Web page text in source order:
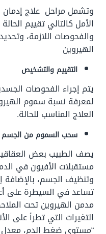
وتشمل مراحل علاج
الأمل كالتالي تقييم
والفحوصات اللازمة،
الهيروين
التقييم والتشخيص
يتم إجراء الفحوصات
لمعرفة نسبة سموم
العلاج المناسب للحالة.
سحب السموم من الجسم
يصف الطبيب بعض
مستقبلات الأفيون في
وتنظيف الجسم،
تساعد في السيطرة على
مدمن الهيروين تحت
التغيرات التي تطرأ على
“مستوى ضغط الدم، معدل